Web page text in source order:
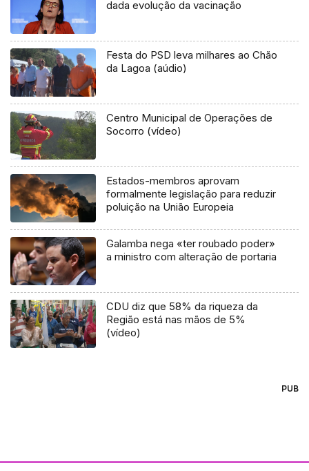
dada evolução da vacinação
Festa do PSD leva milhares ao Chão
da Lagoa (aúdio)
Centro Municipal de Operações de
Socorro (vídeo)
Estados-membros aprovam
formalmente legislação para reduzir
poluição na União Europeia
Galamba nega «ter roubado poder»
a ministro com alteração de portaria
CDU diz que 58% da riqueza da
Região está nas mãos de 5%
(vídeo)
PUB